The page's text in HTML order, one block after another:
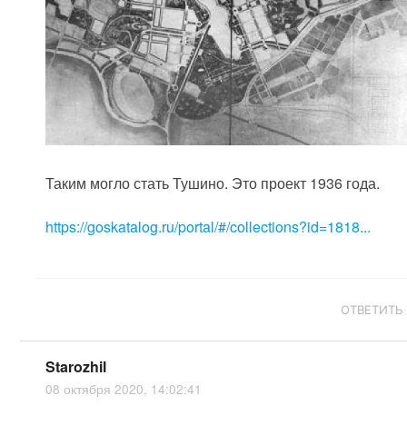
Таким могло стать Тушино. Это проект 1936 года.
https://goskatalog.ru/portal/#/collections?id=1818...
ОТВЕТИТЬ
Starozhil
08 октября 2020, 14:02:41